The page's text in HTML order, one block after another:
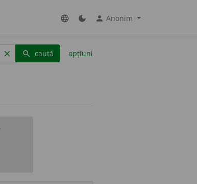
language dark_mode person Anonim
clear search caută opțiuni